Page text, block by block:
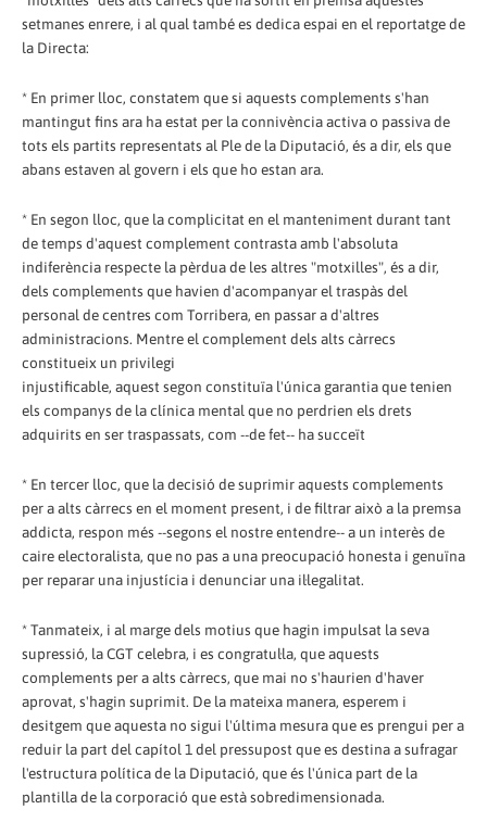
setmanes enrere, i al qual també es dedica espai en el reportatge de
la Directa:
* En primer lloc, constatem que si aquests complements s'han
mantingut fins ara ha estat per la connivència activa o passiva de
tots els partits representats al Ple de la Diputació, és a dir, els que
abans estaven al govern i els que ho estan ara.
* En segon lloc, que la complicitat en el manteniment durant tant
de temps d'aquest complement contrasta amb l'absoluta
indiferència respecte la pèrdua de les altres "motxilles", és a dir,
dels complements que havien d'acompanyar el traspàs del
personal de centres com Torribera, en passar a d'altres
administracions. Mentre el complement dels alts càrrecs
constitueix un privilegi
injustificable, aquest segon constituïa l'única garantia que tenien
els companys de la clínica mental que no perdrien els drets
adquirits en ser traspassats, com --de fet-- ha succeït
* En tercer lloc, que la decisió de suprimir aquests complements
per a alts càrrecs en el moment present, i de filtrar això a la premsa
addicta, respon més --segons el nostre entendre-- a un interès de
caire electoralista, que no pas a una preocupació honesta i genuïna
per reparar una injustícia i denunciar una il·legalitat.
* Tanmateix, i al marge dels motius que hagin impulsat la seva
supressió, la CGT celebra, i es congratul·la, que aquests
complements per a alts càrrecs, que mai no s'haurien d'haver
aprovat, s'hagin suprimit. De la mateixa manera, esperem i
desitgem que aquesta no sigui l'última mesura que es prengui per a
reduir la part del capítol 1 del pressupost que es destina a sufragar
l'estructura política de la Diputació, que és l'única part de la
plantilla de la corporació que està sobredimensionada.